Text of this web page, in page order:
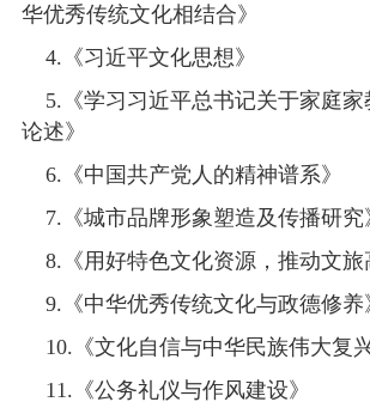
华优秀传统文化相结合》
4.《习近平文化思想》
5.《学习习近平总书记关于家庭家
论述》
6.《中国共产党人的精神谱系》
7.《城市品牌形象塑造及传播研究
8.《用好特色文化资源，推动文旅
9.《中华优秀传统文化与政德修养
10.《文化自信与中华民族伟大复兴
11.《公务礼仪与作风建设》